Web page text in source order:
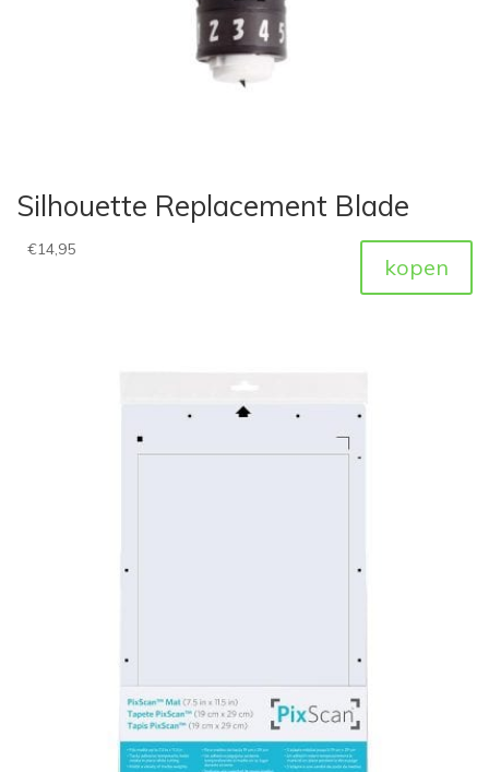
Silhouette Replacement Blade
€14,95
kopen